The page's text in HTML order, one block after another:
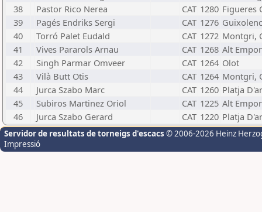
38
Pastor Rico Nerea CAT 1280 Figueres
39
Pagés Endriks Sergi CAT 1276
40
Torró Palet Eudald CAT 1272 Montgri,
41
Vives Pararols Arnau CAT 1268 Alt
42
Singh Parmar Omveer CAT 1264 Olot
43
Vilà Butt Otis CAT 1264 Montgri,
44
Jurca Szabo Marc CAT 1260 Platja
45
Subiros Martinez Oriol CAT 1225 Alt
46
Jurca Szabo Gerard CAT 1220 Platja
Servidor de resultats de torneigs d'escacs © 2006-2026 Heinz
Impressió